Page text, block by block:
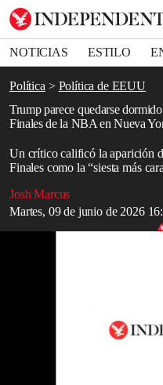
NOTICIAS ESTILO
DEPORTES
Política
Política de EEUU
Trump parece quedarse
Finales de la NBA en Nueva
Un crítico calificó la aparición
Finales como la “siesta más
Josh Marcus
Martes, 09 de junio de 2026
Bookmark
Removed from bookmarks
Close popover
Es posible que el presidente
quedado dormido mientras